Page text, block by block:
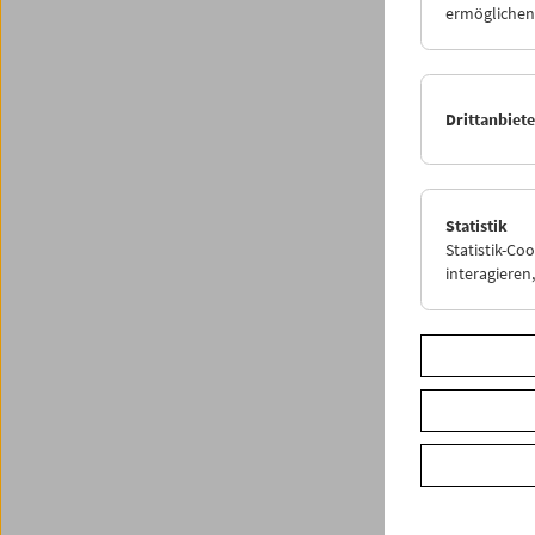
2024
Ende
Archiv
Statistik
Statistik-